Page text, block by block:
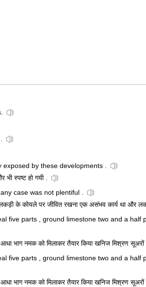
by these developments .
स्पष्ट हो गयी .
case was not plentiful .
के कोयले पर जीवित रखना एक असंभव कार्य था और
five parts , ground limestone two and a half
भाग नमक को मिलाकर तैयार किया खनिज मिश्रण सूअरों
five parts , ground limestone two and a half
भाग नमक को मिलाकर तैयार किया खनिज मिश्रण सूअरों